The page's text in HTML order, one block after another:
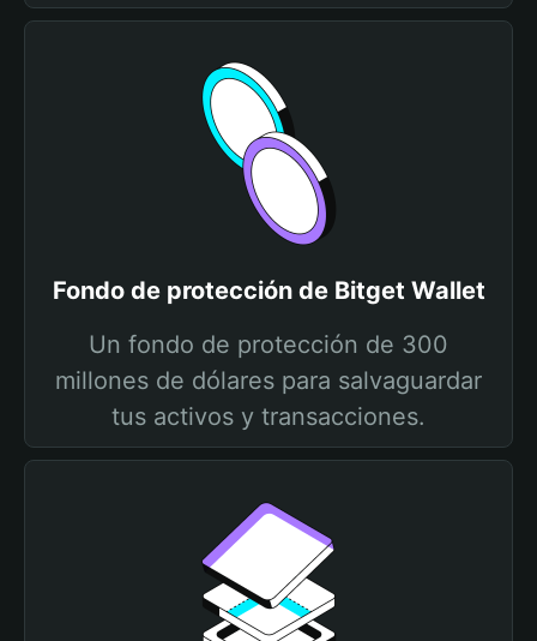
Fondo de protección de Bitget Wallet
Un fondo de protección de 300
millones de dólares para salvaguardar
tus activos y transacciones.